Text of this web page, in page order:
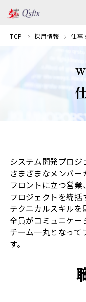
TOP 採用情報 仕事
システム開発プロジ
さまざまなメンバー
フロントに立つ営業、
プロジェクトを統括
テクニカルスキルを
全員がコミュニケー
チーム一丸となって
す。